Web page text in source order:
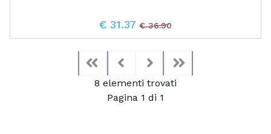
€ 31.37 € 36.90
FirstPrevious
8 elementi trovati
Pagina 1 di 1
Next